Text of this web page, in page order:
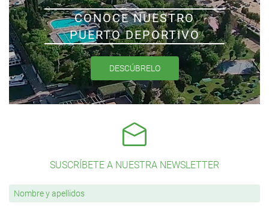
CONOCE NUESTRO
PUERTO DEPORTIVO
DESCÚBRELO
SUSCRÍBETE A NUESTRA NEWSLETTER